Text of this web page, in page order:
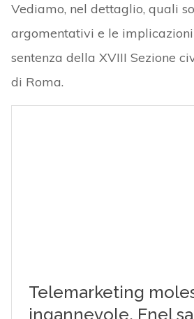
Vediamo, nel dettaglio, quali
argomentativi e le
sentenza della XVIII Sezione
di Roma.